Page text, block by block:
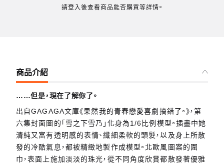
請登入後查看商品能否購買等詳情。
商品介紹
……但是，現在了解你了。
出自GAGAGA文庫《果然我的青春戀愛喜劇搞錯了。》，第
六集封面圖的「雪之下雪乃」化身為1/6比例模型。插畫中她
清純又富有透明感的表情、纖細柔軟的頭髮，以及身上所散
發的冷酷氣息，都被精緻地製作成模型。北歐風圖案的圍
巾，表面上施加淡淡的珠光，從不同角度欣賞都散發著優雅